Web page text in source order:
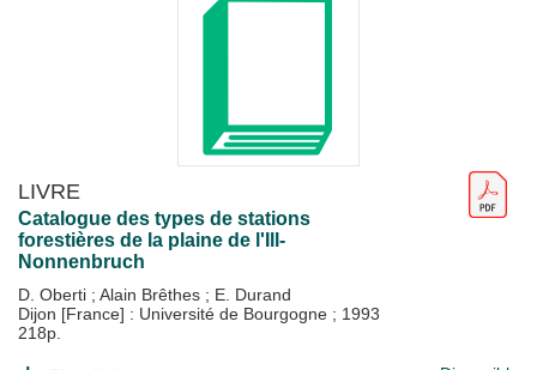
LIVRE
Catalogue des types de stations
forestières de la plaine de l'Ill-
Nonnenbruch
D. Oberti ; Alain Brêthes ; E. Durand
Dijon [France] : Université de Bourgogne ; 1993
218p.